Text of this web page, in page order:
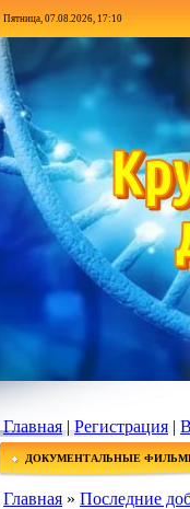
Пятница, 07.08.2026, 17:10
Главная|Регистрация |
ДОКУМЕНТАЛЬНЫЕ
Главная » Последние